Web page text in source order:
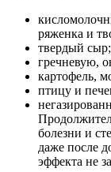
ряженка и
твердый сыр;
гречневую,
картофель,
птицу и
болезни и
даже после
эффекта не